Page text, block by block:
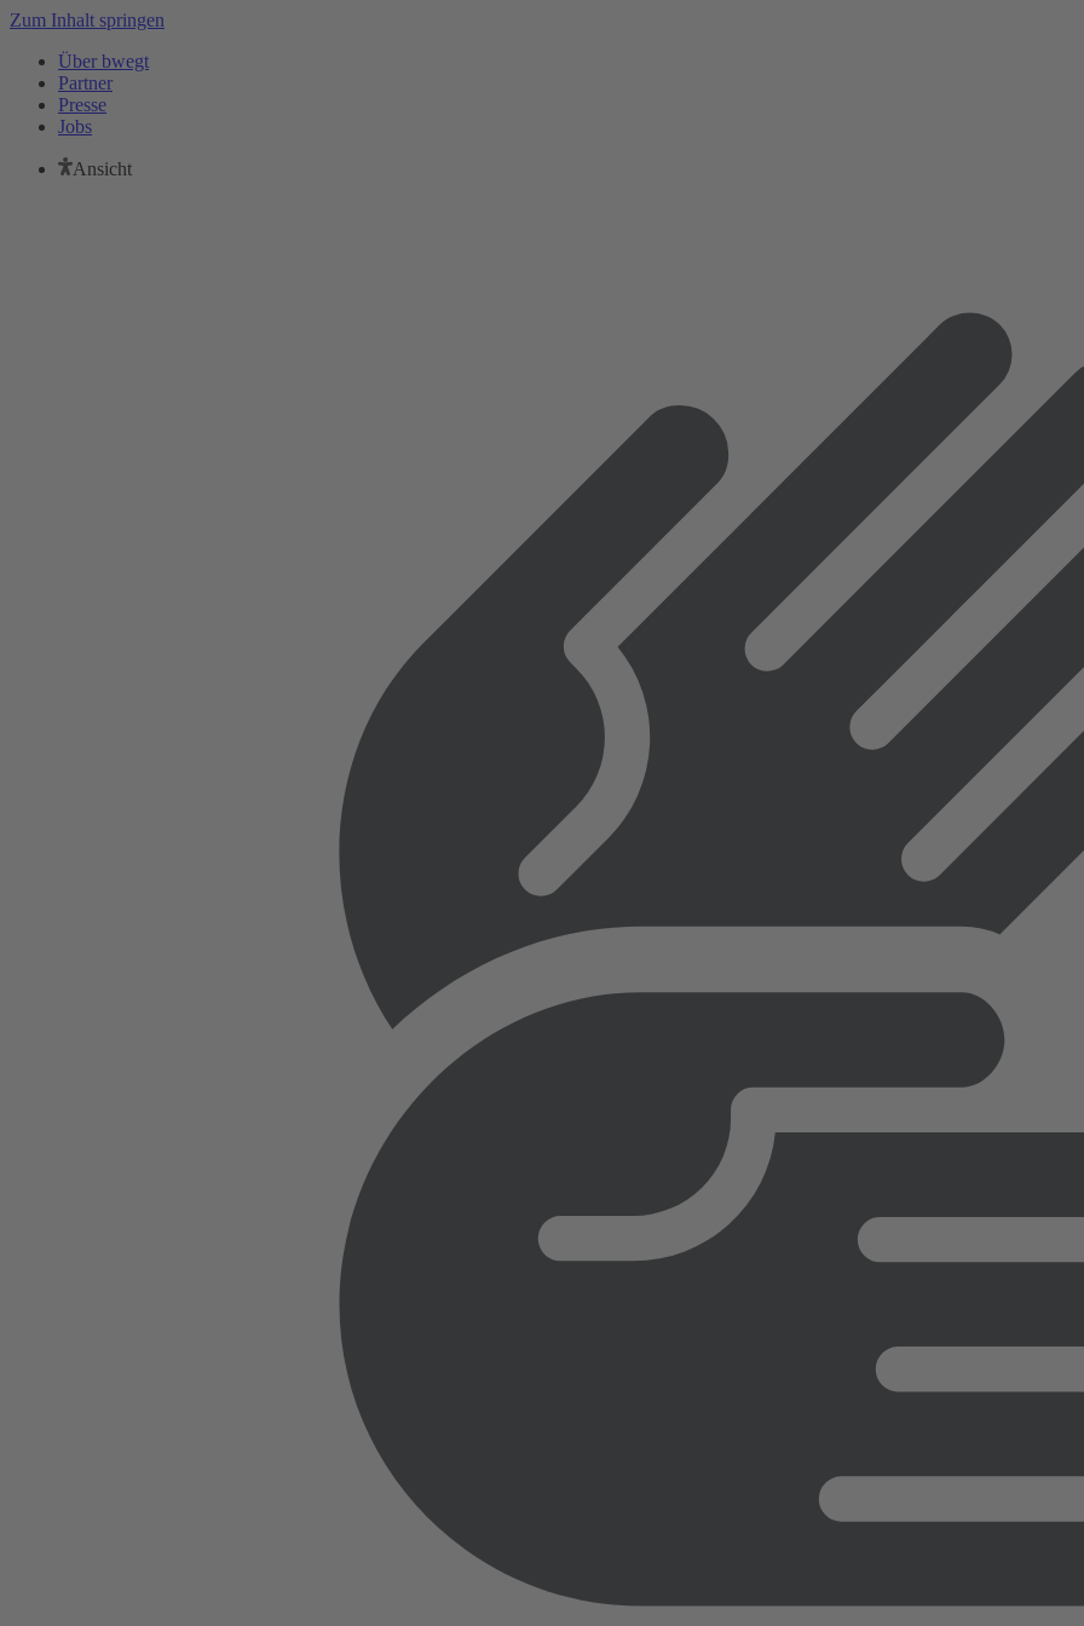
Zum Inhalt springen
Über bwegt
Partner
Presse
Jobs
Ansicht